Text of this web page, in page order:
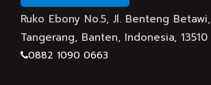
Ruko Ebony No.5, Jl. Benteng Betawi,
Tangerang, Banten, Indonesia, 13510
0882 1090 0663